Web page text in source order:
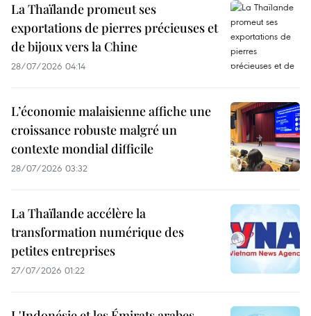
La Thaïlande promeut ses
exportations de pierres précieuses et
de bijoux vers la Chine
28/07/2026 04:14
L’économie malaisienne affiche une
croissance robuste malgré un
contexte mondial difficile
28/07/2026 03:32
La Thaïlande accélère la
transformation numérique des
petites entreprises
27/07/2026 01:22